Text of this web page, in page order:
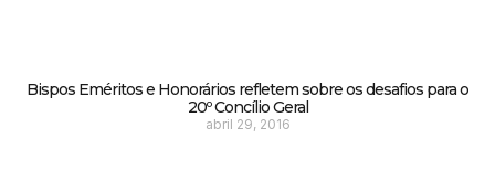
Bispos Eméritos e Honorários refletem sobre os desafios para o
20º Concílio Geral
abril 29, 2016